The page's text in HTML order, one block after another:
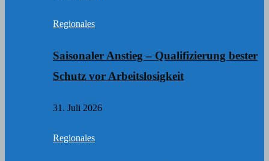
Regionales
Saisonaler Anstieg – Qualifizierung bester
Schutz vor Arbeitslosigkeit
31. Juli 2026
Regionales